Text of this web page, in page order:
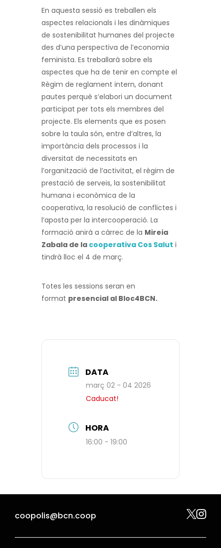
En aquesta sessió es treballen els
aspectes relacionals i les dinàmiques
de sostenibilitat humanes del projecte
des d’una perspectiva de l’economia
feminista. Es treballarà sobre els
aspectes que ha de tenir en compte el
Règim de reglament intern, donant
pautes perquè s’elabori un document
participat per tots els membres del
projecte. Els elements que es posen
sobre la taula són, entre d’altres, la
importància dels processos i la
diversitat de necessitats en
l’organització de l’activitat, el règim de
prestació de serveis, la sostenibilitat
humana i econòmica de la
cooperativa, la resolució de conflictes i
l’aposta per la intercooperació. La
formació anirà a càrrec de la Mireia
Zabala de la cooperativa Cos Salut i
tindrà lloc el 4 de març.
Totes les sessions seran en
format presencial al Bloc4BCN.
DATA
març 02 - 04 2026
Caducat!
HORA
16:00 - 19:00
coopolis@bcn.coop 